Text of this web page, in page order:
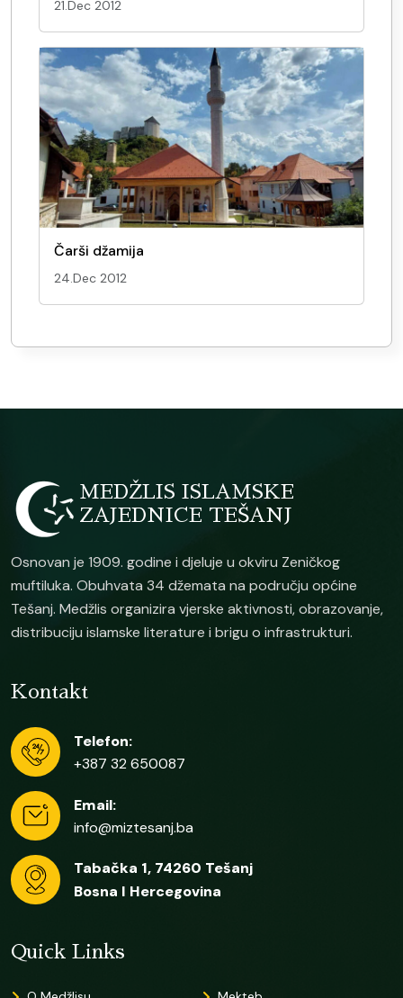
21.Dec 2012
Čarši džamija
24.Dec 2012
MEDŽLIS ISLAMSKE
ZAJEDNICE TEŠANJ
Osnovan je 1909. godine i djeluje u okviru Zeničkog
muftiluka. Obuhvata 34 džemata na području općine
Tešanj. Medžlis organizira vjerske aktivnosti, obrazovanje,
distribuciju islamske literature i brigu o infrastrukturi.
Kontakt
Telefon:
+387 32 650087
Email:
info@miztesanj.ba
Tabačka 1, 74260 Tešanj
Bosna I Hercegovina
Quick Links